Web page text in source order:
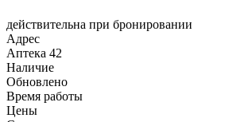
действительна при бронировании
Адрес
Аптека 42
Наличие
Обновлено
Время работы
Цены